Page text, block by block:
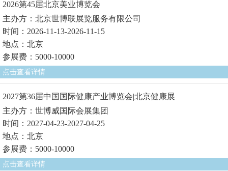
2026第45届北京美业博览会
主办方：北京世博联展览服务有限公司
时间：2026-11-13-2026-11-15
地点：北京
参展费：5000-10000
点击查看详情
2027第36届中国国际健康产业博览会|北京健康展
主办方：世博威国际会展集团
时间：2027-04-23-2027-04-25
地点：北京
参展费：5000-10000
点击查看详情